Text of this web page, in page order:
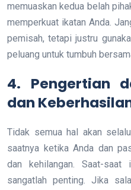
memuaskan kedua belah
memperkuat ikatan Anda.
pemisah, tetapi justru
peluang untuk tumbuh
4. Pengertian
dan
Tidak semua hal akan
saatnya ketika Anda dan
dan kehilangan. Saat-saat
sangatlah penting. Jika